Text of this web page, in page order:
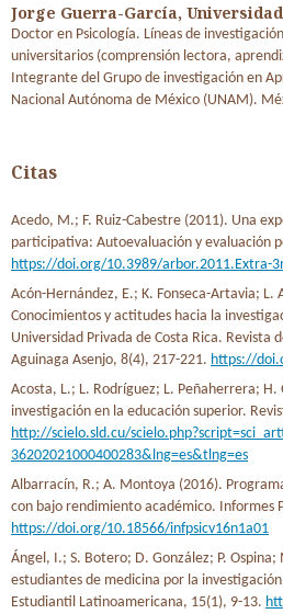
Jorge Guerra-García,
Doctor en Psicología. Líneas de
universitarios (comprensión lectora,
Integrante del Grupo de investigación en
Nacional Autónoma de México (UNAM).
Citas
Acedo, M.; F. Ruiz-Cabestre (2011). Una
participativa: Autoevaluación y evaluación
https://doi.org/10.3989/arbor.2011.Extra-
Acón-Hernández, E.; K. Fonseca-Artavia; L.
Conocimientos y actitudes hacia la
Universidad Privada de Costa Rica.
Aguinaga Asenjo, 8(4), 217-221. https://
Acosta, L.; L. Rodríguez; L. Peñaherrera;
investigación en la educación superior.
http://scielo.sld.cu/
36202021000400283&lng=es&tlng=es
Albarracín, R.; A. Montoya (2016).
con bajo rendimiento académico. Informes
https://doi.org/10.18566/infpsicv16n1a01
Ángel, I.; S. Botero; D. González; P.
estudiantes de medicina por la
Estudiantil Latinoamericana, 15(1), 9-13.